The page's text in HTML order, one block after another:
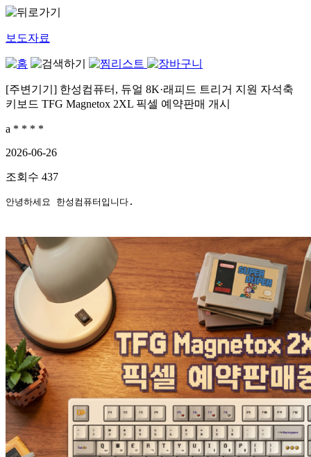
보도자료
[주변기기] 한성컴퓨터, 듀얼 8K·래피드 트리거 지원 자석축
키보드 TFG Magnetox 2XL 픽셀 예약판매 개시
a * * * *
2026-06-26
조회수 437
안녕하세요 한성컴퓨터입니다.